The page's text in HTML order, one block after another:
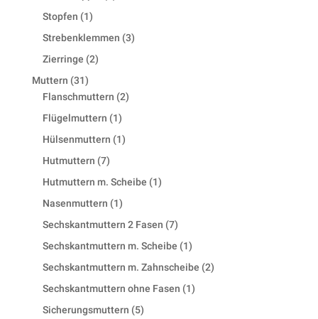
Stopfen 11
Strebenklemmen 33
Zierringe 22
Muttern 3131
products
Flanschmuttern 22
Flügelmuttern 11
product
Hülsenmuttern 11
Hutmuttern 77
products
Hutmuttern m. Scheibe 11
Nasenmuttern 11
product
Sechskantmuttern 2 Fasen 77
products
Sechskantmuttern m. Scheibe 11
product
Sechskantmuttern m. Zahnscheibe 22
Sechskantmuttern ohne Fasen 11
Sicherungsmuttern 55